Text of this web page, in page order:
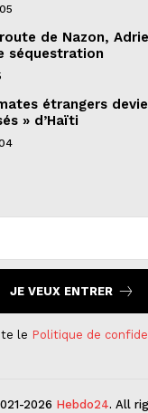
de Nazon,
séquestration
étrangers
» d’Haïti
JE VEUX ENTRER
le Politique de
2026 Hebdo24. All